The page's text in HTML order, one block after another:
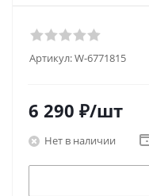
Артикул:W-6771815
6 290 ₽/шт
Нет в наличии